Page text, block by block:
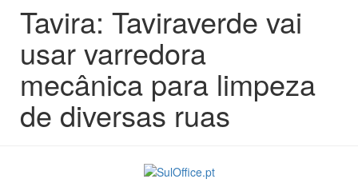
Tavira: Taviraverde vai
usar varredora
mecânica para limpeza
de diversas ruas